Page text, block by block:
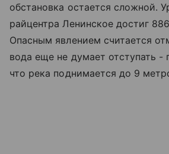
обстановка остается сложной.
райцентра Ленинское достиг
Опасным явлением считается
вода еще не думает отступать -
что река поднимается до 9